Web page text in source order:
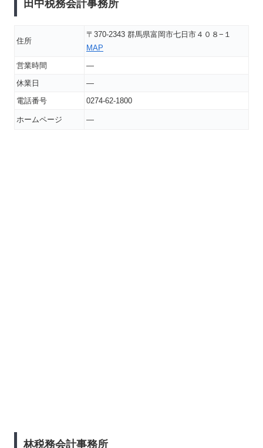
田中税務会計事務所
住所
〒370-2343 群馬県富岡市七日市４０８−１
MAP
営業時間
―
休業日
―
電話番号
0274-62-1800
ホームページ ―
林税務会計事務所